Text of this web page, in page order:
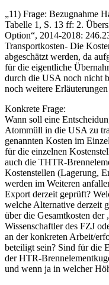
„11) Frage: Bezugnahme
Tabelle 1, S. 13 ff: 2.
Option“, 2014-2018:
Transportkosten- Die
abgeschätzt werden, da
für die eigentliche
durch die USA noch nicht
noch weitere
Konkrete Frage:
Wann soll eine
Atommüll in die USA zu
genannten Kosten im
für die einzelnen
auch die THTR-
Kostenstellen (Lagerung,
werden im Weiteren
Export derzeit geprüft?
welche Alternative derzeit
über die Gesamtkosten
Wissenschaftler des FZJ
an der konkreten Arbeit/
beteiligt sein? Sind für die
der HTR-
und wenn ja in welcher